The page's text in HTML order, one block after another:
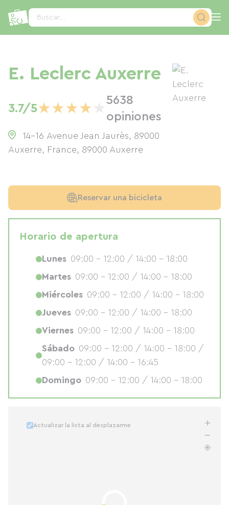
Buscar...
E. Leclerc Auxerre
3.7/5★★★★
5638
opiniones
14-16 Avenue Jean Jaurès, 89000
Auxerre, France, 89000 Auxerre
Actualizar la lista al desplazarme
Reservar una bicicleta
Horario de apertura
Lunes 09:00 - 12:00 / 14:00 - 18:00
Martes 09:00 - 12:00 / 14:00 - 18:00
Miércoles 09:00 - 12:00 / 14:00 - 18:00
Jueves 09:00 - 12:00 / 14:00 - 18:00
Viernes 09:00 - 12:00 / 14:00 - 18:00
Sábado 09:00 - 12:00 / 14:00 - 18:00 /
09:00 - 12:00 / 14:00 - 16:45
Domingo 09:00 - 12:00 / 14:00 - 18:00
Panel de gestión de cookies